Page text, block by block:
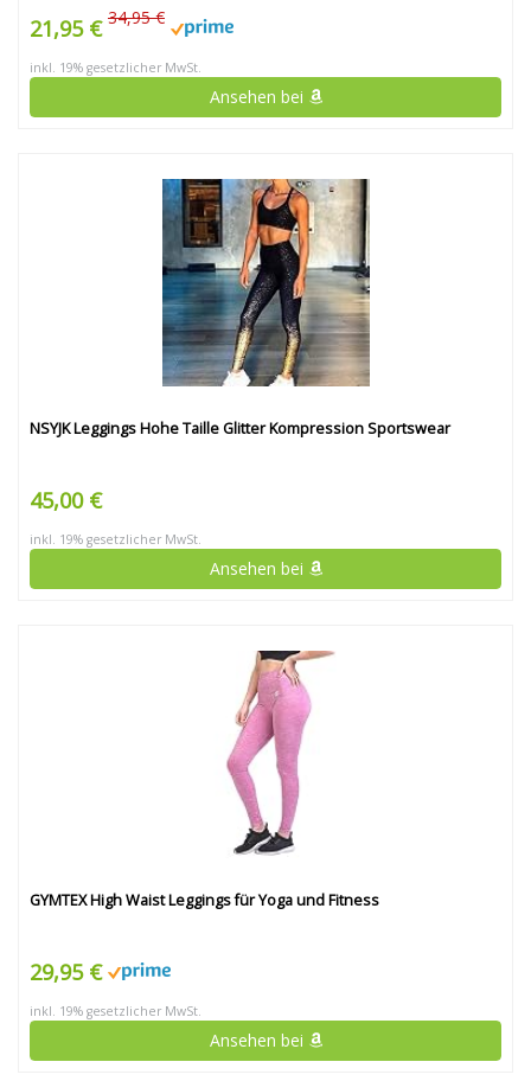
21,95 € 34,95 €
inkl. 19% gesetzlicher MwSt.
Ansehen bei
NSYJK Leggings Hohe Taille Glitter Kompression Sportswear
45,00 €
inkl. 19% gesetzlicher MwSt.
Ansehen bei
GYMTEX High Waist Leggings für Yoga und Fitness
29,95 €
inkl. 19% gesetzlicher MwSt.
Ansehen bei